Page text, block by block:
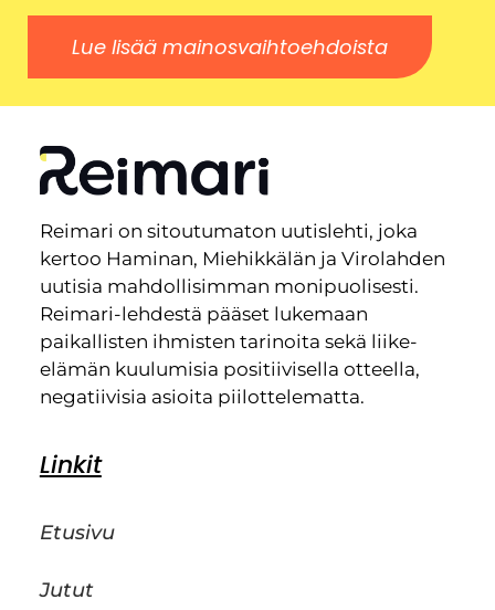
Lue lisää mainosvaihtoehdoista
Reimari on sitoutumaton uutislehti, joka
kertoo Haminan, Miehikkälän ja Virolahden
uutisia mahdollisimman monipuolisesti.
Reimari-lehdestä pääset lukemaan
paikallisten ihmisten tarinoita sekä liike-
elämän kuulumisia positiivisella otteella,
negatiivisia asioita piilottelematta.
Linkit
Etusivu
Jutut